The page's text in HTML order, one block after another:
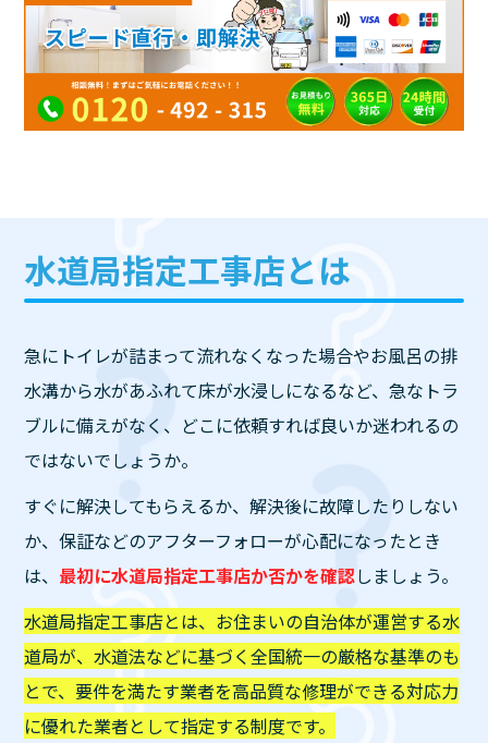
水道局指定工事店とは
急にトイレが詰まって流れなくなった場合やお風呂の排
水溝から水があふれて床が水浸しになるなど、急なトラ
ブルに備えがなく、どこに依頼すれば良いか迷われるの
ではないでしょうか。
すぐに解決してもらえるか、解決後に故障したりしない
か、保証などのアフターフォローが心配になったとき
は、 最初に水道局指定工事店か否かを確認しましょう。
水道局指定工事店とは、お住まいの自治体が運営する水
道局が、水道法などに基づく全国統一の厳格な基準のも
とで、要件を満たす業者を高品質な修理ができる対応力
に優れた業者として指定する制度です。